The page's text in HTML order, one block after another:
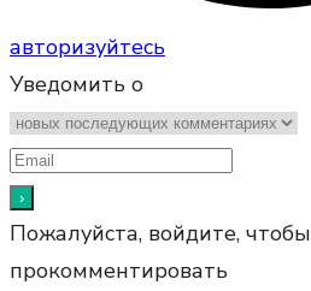
авторизуйтесь
Уведомить о
Пожалуйста, войдите, чтобы
прокомментировать